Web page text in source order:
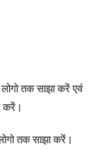
तक साझा करें एवं
करें।
तक साझा करें।